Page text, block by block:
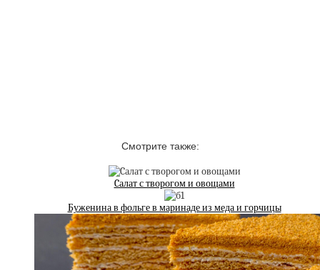
Смотрите также:
Cалат с творогом и овощами
Буженина в фольге в маринаде из меда и горчицы